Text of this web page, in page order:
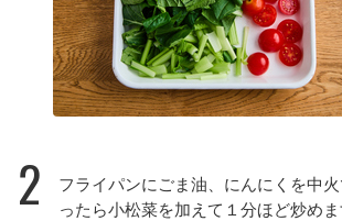
2
フライパンにごま油、にんにくを中
ったら小松菜を加えて１分ほど炒めま